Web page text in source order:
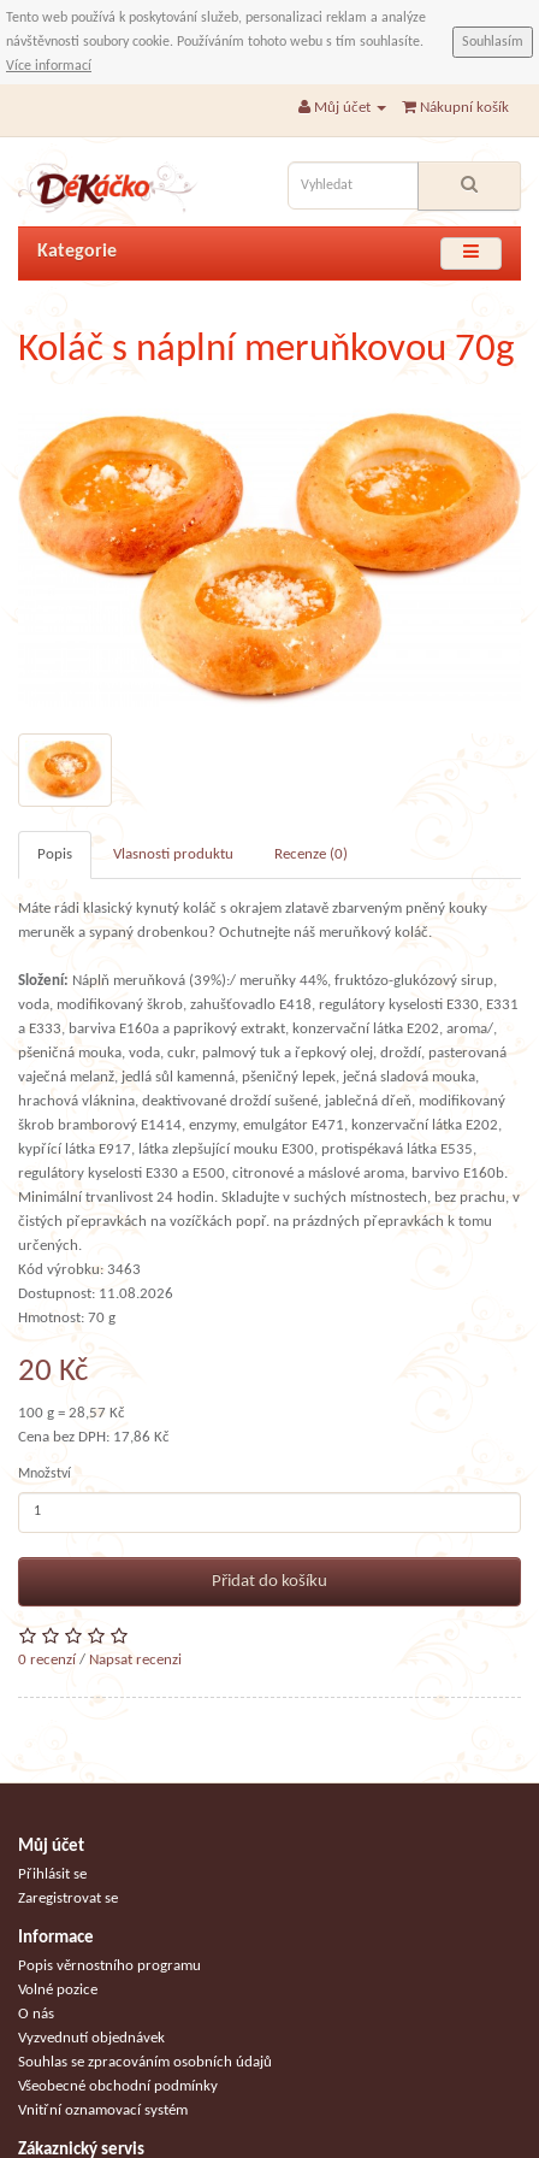
Tento web používá k poskytování služeb, personalizaci reklam a analýze
návštěvnosti soubory cookie. Používáním tohoto webu s tím souhlasíte.
Více informací
Souhlasím
Můj účet Nákupní košík
Kategorie
Koláč s náplní meruňkovou 70g
Popis Vlasnosti produktu Recenze (0)
Máte rádi klasický kynutý koláč s okrajem zlatavě zbarveným pněný kouky
meruněk a sypaný drobenkou? Ochutnejte náš meruňkový koláč.
Složení: Náplň meruňková (39%):/ meruňky 44%, fruktózo-glukózový sirup,
voda, modifikovaný škrob, zahušťovadlo E418, regulátory kyselosti E330, E331
a E333, barviva E160a a paprikový extrakt, konzervační látka E202, aroma/,
pšeničná mouka, voda, cukr, palmový tuk a řepkový olej, droždí, pasterovaná
vaječná melanž, jedlá sůl kamenná, pšeničný lepek, ječná sladová mouka,
hrachová vláknina, deaktivované droždí sušené, jablečná dřeň, modifikovaný
škrob bramborový E1414, enzymy, emulgátor E471, konzervační látka E202,
kypřící látka E917, látka zlepšující mouku E300, protispékavá látka E535,
regulátory kyselosti E330 a E500, citronové a máslové aroma, barvivo E160b.
Minimální trvanlivost 24 hodin. Skladujte v suchých místnostech, bez prachu, v
čistých přepravkách na vozíčkách popř. na prázdných přepravkách k tomu
určených.
Kód výrobku: 3463
Dostupnost: 11.08.2026
Hmotnost: 70 g
20 Kč
100 g = 28,57 Kč
Cena bez DPH: 17,86 Kč
Množství
Přidat do košíku
0 recenzí/ Napsat recenzi
Můj účet
Přihlásit se
Zaregistrovat se
Informace
Popis věrnostního programu
Volné pozice
O nás
Vyzvednutí objednávek
Souhlas se zpracováním osobních údajů
Všeobecné obchodní podmínky
Vnitřní oznamovací systém
Zákaznický servis